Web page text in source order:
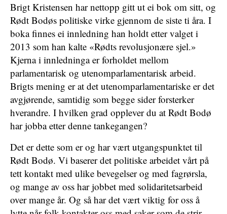
Brigt Kristensen har nettopp gitt ut ei bok om sitt, og
Rødt Bodøs politiske virke gjennom de siste ti åra. I
boka finnes ei innledning han holdt etter valget i
2013 som han kalte «Rødts revolusjonære sjel.»
Kjerna i innledninga er forholdet mellom
parlamentarisk og utenomparlamentarisk arbeid.
Brigts mening er at det utenomparlamentariske er det
avgjørende, samtidig som begge sider forsterker
hverandre. I hvilken grad opplever du at Rødt Bodø
har jobba etter denne tankegangen?
Det er dette som er og har vært utgangspunktet til
Rødt Bodø. Vi baserer det politiske arbeidet vårt på
tett kontakt med ulike bevegelser og med fagrørsla,
og mange av oss har jobbet med solidaritetsarbeid
over mange år. Og så har det vært viktig for oss å